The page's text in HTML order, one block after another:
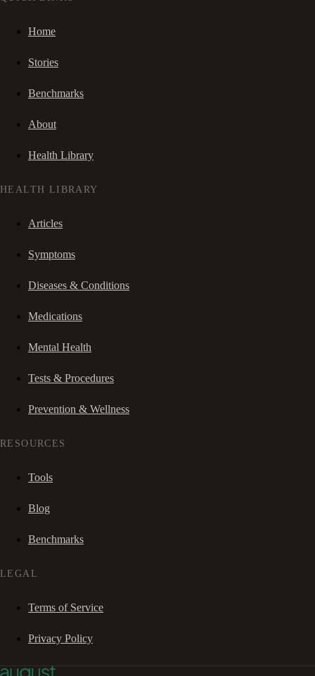
Home
Stories
Benchmarks
About
Health Library
HEALTH LIBRARY
Articles
Symptoms
Diseases & Conditions
Medications
Mental Health
Tests & Procedures
Prevention & Wellness
RESOURCES
Tools
Blog
Benchmarks
LEGAL
Terms of Service
Privacy Policy